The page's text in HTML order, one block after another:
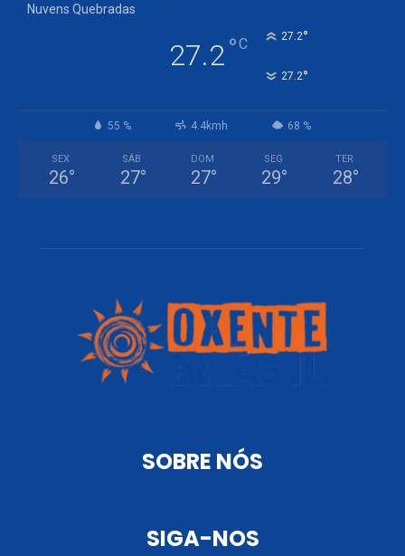
Nuvens Quebradas
27.2°C 27.2°
27.2°
55 % 4.4kmh 68 %
SEX
26°
SÁB
27°
DOM
27°
SEG
29°
TER
28°
SOBRE NÓS
SIGA-NOS